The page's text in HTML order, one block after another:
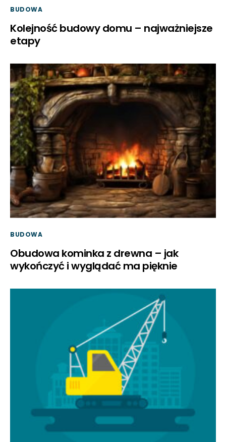
BUDOWA
Kolejność budowy domu – najważniejsze
etapy
BUDOWA
Obudowa kominka z drewna – jak
wykończyć i wyglądać ma pięknie